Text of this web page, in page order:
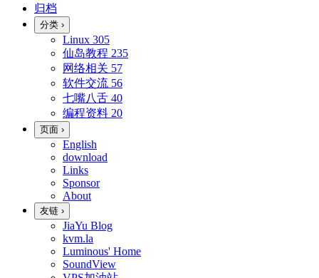
归档
分类 ›
Linux 305
仙岛教程 235
网络相关 57
软件交流 56
七嘴八舌 40
编程资料 20
页面 ›
English
download
Links
Sponsor
About
友链 ›
JiaYu Blog
kvm.la
Luminous' Home
SoundView